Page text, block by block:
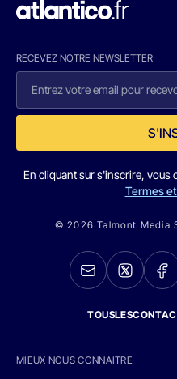
RECEVEZ NOTRE NEWSLETTER
En cliquant sur s'inscrire, vous
Termes
© 2026 Talmont Media
MIEUX NOUS CONNAITRE